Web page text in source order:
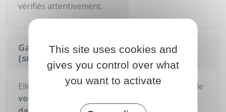
vérifiés attentivement.
Garantie appareil numérique
(smartphone, tablette, ordinateur,...)
Elle couvre lacasse accidentelle, l'oxydation
, le
vol
(selon les contrats), que l'incident survienne
This site uses cookies and
gives you control over what
you want to activate